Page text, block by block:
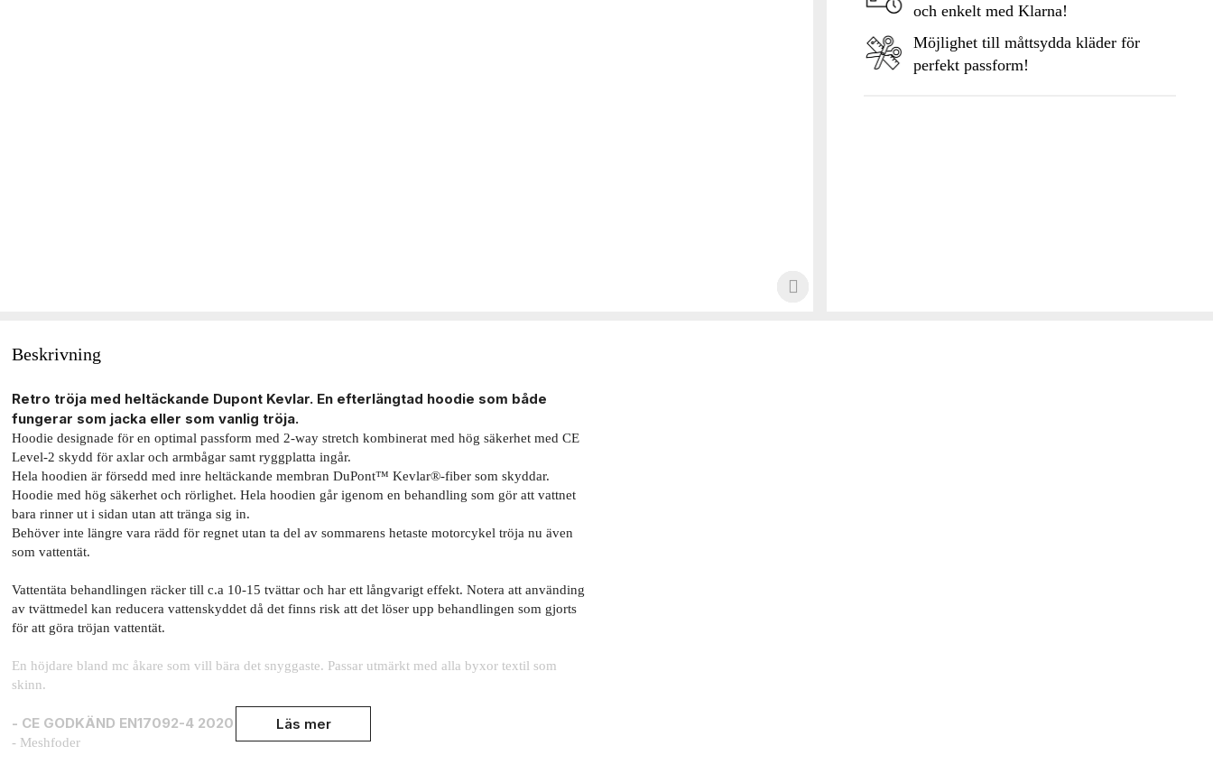
och enkelt med Klarna!
Möjlighet till måttsydda kläder för
perfekt passform!
Beskrivning
Retro tröja med heltäckande Dupont Kevlar. En efterlängtad hoodie som både
fungerar som jacka eller som vanlig tröja.
Hoodie designade för en optimal passform med 2-way stretch kombinerat med hög säkerhet med CE
Level-2 skydd för axlar och armbågar samt ryggplatta ingår.
Hela hoodien är försedd med inre heltäckande membran DuPont™ Kevlar®-fiber som skyddar.
Hoodie med hög säkerhet och rörlighet. ​Hela hoodien går igenom en behandling som gör att vattnet
bara rinner ut i sidan utan att tränga sig in.
Behöver inte längre vara rädd för regnet utan ta del av sommarens hetaste motorcykel tröja nu även
som vattentät.
Vattentäta behandlingen räcker till c.a 10-15 tvättar och har ett långvarigt effekt. Notera att använding
av tvättmedel kan reducera vattenskyddet då det finns risk att det löser upp behandlingen som gjorts
för att göra tröjan vattentät.
En höjdare bland mc åkare som vill bära det snyggaste. Passar utmärkt med alla byxor textil som
skinn.
- CE GODKÄND EN17092-4 2020
- Meshfoder
Läs mer